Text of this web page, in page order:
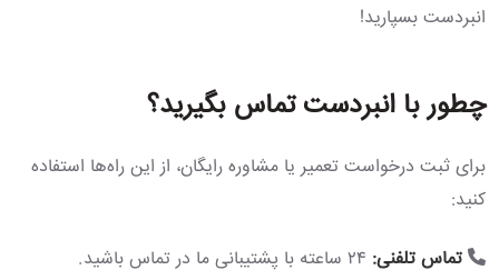
انبردست بسپارید!
چطور با انبردست تماس بگیرید؟
برای ثبت درخواست تعمیر یا مشاوره رایگان، از این راه‌ها استفاده
کنید:
تماس تلفنی: